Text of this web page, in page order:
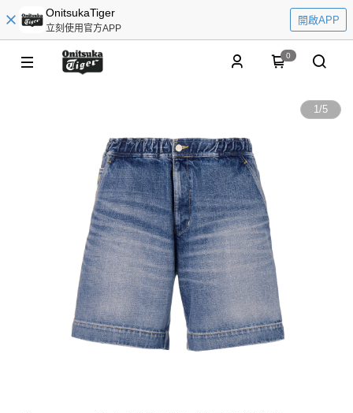
OnitsukaTiger
立刻使用官方APP
開啟APP
0
1/5